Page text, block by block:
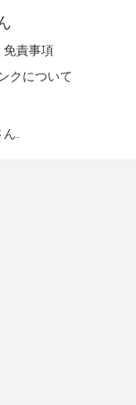
免責事項
クについて
.